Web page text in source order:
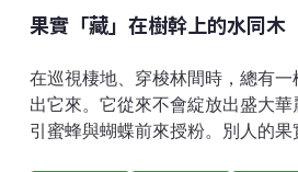
果實「藏」在樹幹上的水同木
在巡視棲地、穿梭林間時，總有
出它來。它從來不會綻放出盛大
引蜜蜂與蝴蝶前來授粉。別人的